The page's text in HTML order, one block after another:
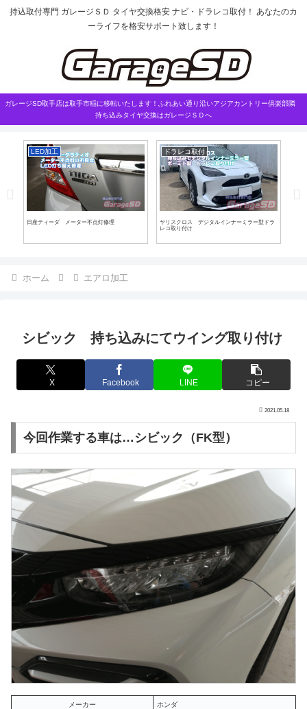
持込取付専門 ガレージＳＤ タイヤ交換格安 ナビ・ドラレコ取付！ あなたのカ
ーライフを格安サポート致します！
ガレージSD取手店は取手市稲に移転いたします！ふれあい通り沿いアジアカントリー俱楽部隣
持ち込みタイヤ交換はガレージＳＤへ
LED加工
日産ティーダ メーター不点灯修理
ドラレコ取付
ヤリスクロス デジタルインナーミラー型ドラ
レコ取り付け
ホーム エアロ加工
シビック 持ち込みにてウイング取り付け
X Facebook LINE コピー
2021.05.18
今回作業する車は…シビック（FK型）
メーカー ホンダ